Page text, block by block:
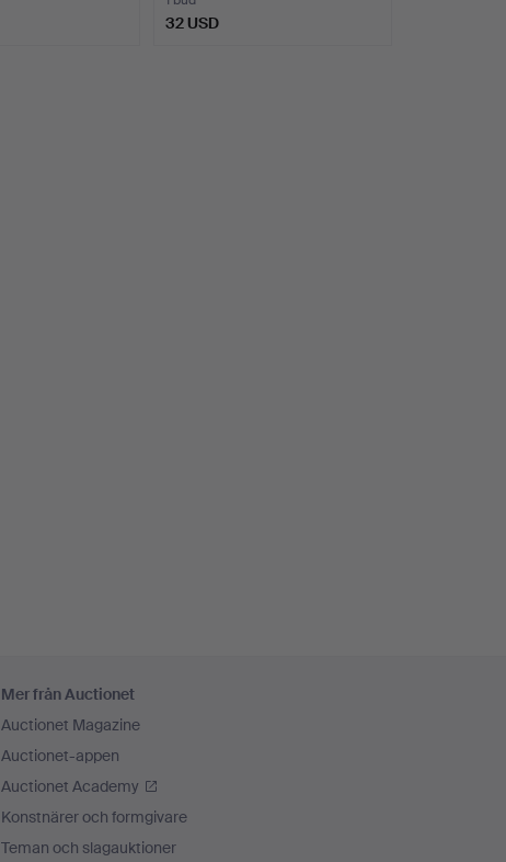
32 USD
Mer från Auctionet
Auctionet Magazine
Auctionet-appen
Auctionet Academy
Konstnärer och formgivare
Teman och slagauktioner